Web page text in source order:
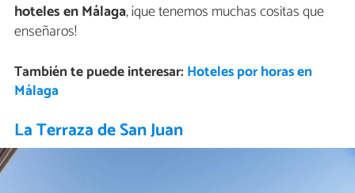
hoteles en Málaga, ¡que tenemos muchas cositas que
enseñaros!
También te puede interesar: Hoteles por horas en
Málaga
La Terraza de San Juan